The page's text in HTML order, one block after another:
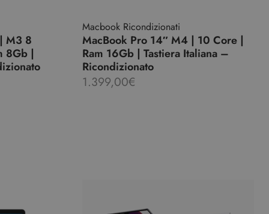
M3 8
8Gb |
Macbook Ricondizionati
MacBook Pro 14″ M4 | 10 Core |
Ram 16Gb | Tastiera Italiana –
Ricondizionato
1.399,00€